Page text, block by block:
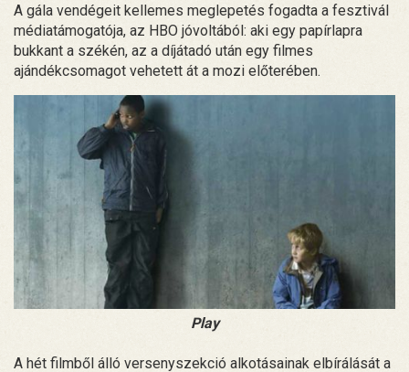
A gála vendégeit kellemes meglepetés fogadta a fesztivál
médiatámogatója, az HBO jóvoltából: aki egy papírlapra
bukkant a székén, az a díjátadó után egy filmes
ajándékcsomagot vehetett át a mozi előterében.
Play
A hét filmből álló versenyszekció alkotásainak elbírálását a